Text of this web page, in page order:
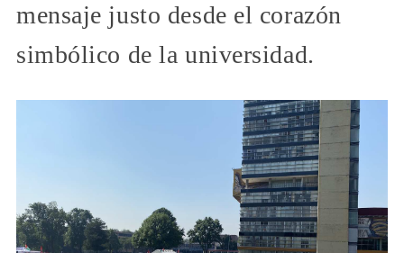
mensaje justo desde el corazón
simbólico de la universidad.